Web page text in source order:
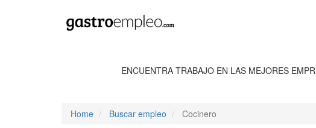
ENCUENTRA TRABAJO EN LAS MEJORES
Home Buscar empleo Cocinero